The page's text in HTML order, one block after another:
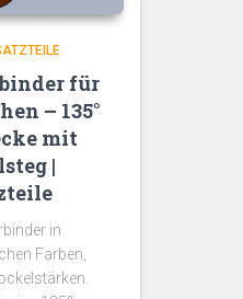
für
– 135°
mit
|
in
Farben,